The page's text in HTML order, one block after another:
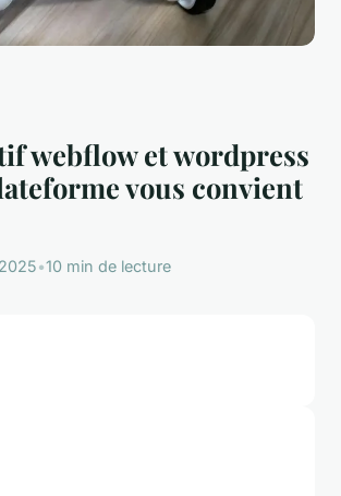
webflow et wordpress
vous convient
•10 min de lecture